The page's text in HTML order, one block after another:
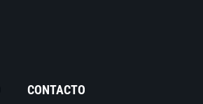
CONTACTO